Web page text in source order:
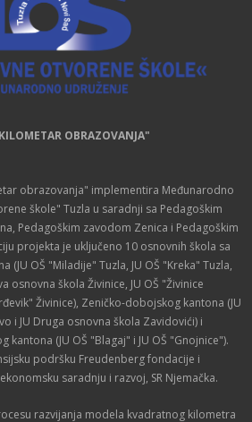
OBRAZOVANJA"
obrazovanja" implementira Međunarodno
škole" Tuzla u saradnji sa Pedagoškim
Pedagoškim zavodom Zenica i Pedagoškim
projekta je uključeno 10 osnovnih škola sa
(JU OŠ "Miladije" Tuzla, JU OŠ "Kreka" Tuzla,
osnovna škola Živinice, JU OŠ "Živinice
Živinice), Zeničko-dobojskog kantona (JU
i JU Druga osnovna škola Zavidovići) i
kantona (JU OŠ "Blagaj" i JU OŠ "Gnojnice").
podršku Freudenberg fondacije i
saradnju i razvoj, SR Njemačka.
razvijanja modela kvadratnog kilometra